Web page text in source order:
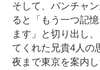
そして、バンチャ
ると「もう一つ記
ます」と切り出し
てくれた兄貴4人の
夜まで東京を案内